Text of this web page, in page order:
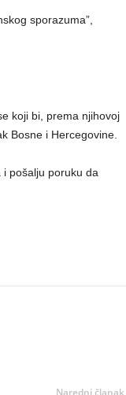
sporazuma”,
koji bi, prema njihovoj
Bosne i Hercegovine.
pošalju poruku da
Naredni članak